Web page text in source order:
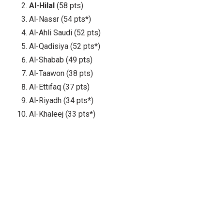
Al-Hilal (58 pts)
Al-Nassr (54 pts*)
Al-Ahli Saudi (52 pts)
Al-Qadisiya (52 pts*)
Al-Shabab (49 pts)
Al-Taawon (38 pts)
Al-Ettifaq (37 pts)
Al-Riyadh (34 pts*)
Al-Khaleej (33 pts*)